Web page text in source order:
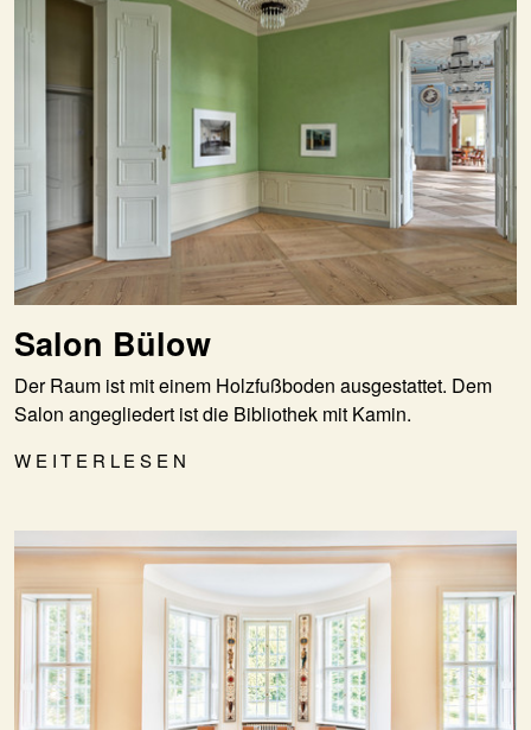
Salon Bülow
Der Raum ist mit einem Holzfußboden ausgestattet. Dem
Salon angegliedert ist die Bibliothek mit Kamin.
WEITERLESEN